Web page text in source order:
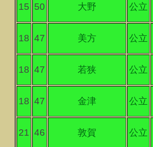
15 50 大野 公立
18 47 美方 公立
18 47 若狭 公立
18 47 金津 公立
21 46 敦賀 公立